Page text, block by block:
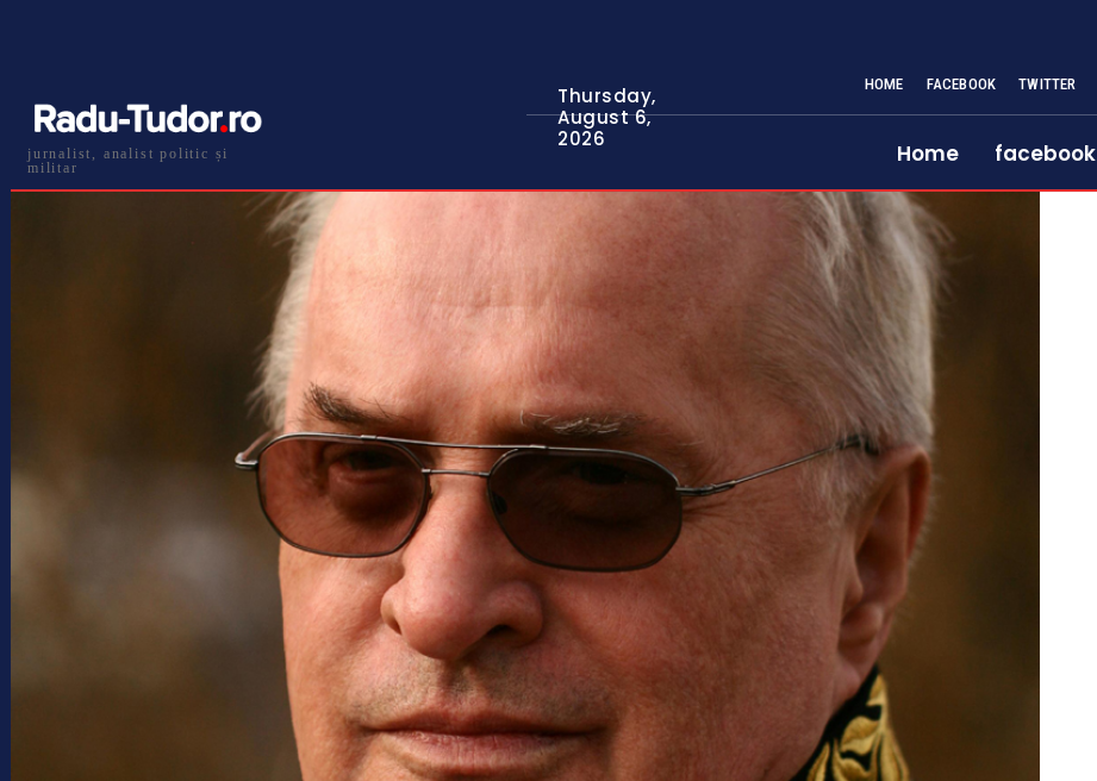
jurnalist, analist politic și
militar
Thursday,
August 6,
2026
HOME FACEBOOK TWITTER
Home facebook